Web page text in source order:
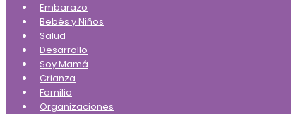
Embarazo
Bebés y Niños
Salud
Desarrollo
Soy Mamá
Crianza
Familia
Organizaciones